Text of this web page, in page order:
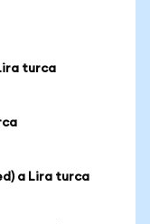
turca
a Lira turca